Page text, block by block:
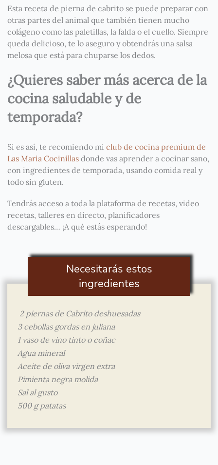
Esta receta de pierna de cabrito se puede preparar con
otras partes del animal que también tienen mucho
colágeno como las paletillas, la falda o el cuello. Siempre
queda delicioso, te lo aseguro y obtendrás una salsa
melosa que está para chuparse los dedos.
¿Quieres saber más acerca de la
cocina saludable y de
temporada?
Si es así, te recomiendo mi club de cocina premium de
Las Maria Cocinillas donde vas aprender a cocinar sano,
con ingredientes de temporada, usando comida real y
todo sin gluten.
Tendrás acceso a toda la plataforma de recetas, video
recetas, talleres en directo, planificadores
descargables… ¡A qué estás esperando!
Necesitarás estos
ingredientes
2 piernas de Cabrito deshuesadas
3 cebollas gordas en juliana
1 vaso de vino tinto o coñac
Agua mineral
Aceite de oliva virgen extra
Pimienta negra molida
Sal al gusto
500 g patatas